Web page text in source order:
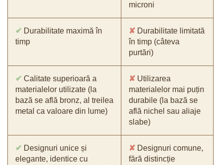
microni
✔ Durabilitate maximă în
timp
✘ Durabilitate limitată
în timp (câteva
purtări)
✔ Calitate superioară a
materialelor utilizate (la
bază se află bronz, al treilea
metal ca valoare din lume)
✘ Utilizarea
materialelor mai puțin
durabile (la bază se
află nichel sau aliaje
slabe)
✔ Designuri unice și
elegante, identice cu
✘ Designuri comune,
fără distincție